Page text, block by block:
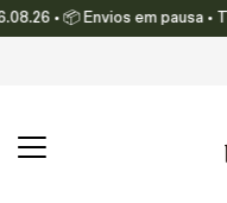
Translation missing: pt-
• 📦 Envios em pausa